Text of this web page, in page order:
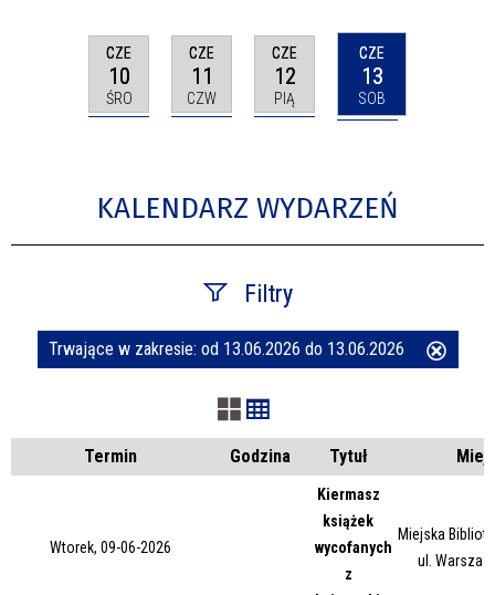
CZE
10
ŚRO
CZE
11
CZW
CZE
12
PIĄ
CZE
13
SOB
KALENDARZ WYDARZEŃ
Filtry
Szukana fraza
Kategoria
Trwające w zakresie: od 13.06.2026 do 13.06.2026
Termin Godzina Tytuł
Wtorek, 09-06-2026
Kiermasz
książek
wycofanych
z
Miejska
ul.